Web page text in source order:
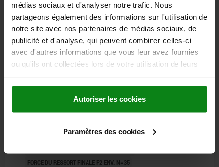
médias sociaux et d'analyser notre trafic. Nous
partageons également des informations sur l'utilisation de
notre site avec nos partenaires de médias sociaux, de
publicité et d'analyse, qui peuvent combiner celles-ci
avec d'autres informations que vous leur avez fournies
ou qu'ils ont collectées lors de votre utilisation de leurs
Autoriser les cookies
Paramètres des cookies
M16, FORME:A POIGNÉE NON REVÊTUE, SANS, ACIER
DIAMÈTRE DU DOIGT D'INDEXAGE=6 LONGUEUR DE POIGNÉE=40
MODÈLE 2=À GAUCHE
L=60,4 FILETAGE=M16
FORCE DU RESSORT FINALE F2 ENV. N=35